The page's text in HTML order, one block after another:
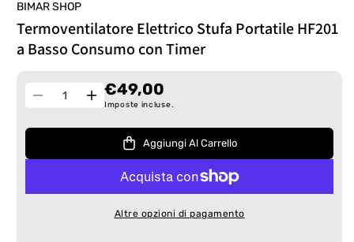
BIMAR SHOP
Termoventilatore Elettrico Stufa Portatile HF201
a Basso Consumo con Timer
Diminuisci
Termoventilatore
Quantità
Aumenta
Termoventilatore
Elettrico
Stufa
HF201
€49,00
Imposte incluse.
Aggiungi Al Carrello
Altre opzioni di pagamento